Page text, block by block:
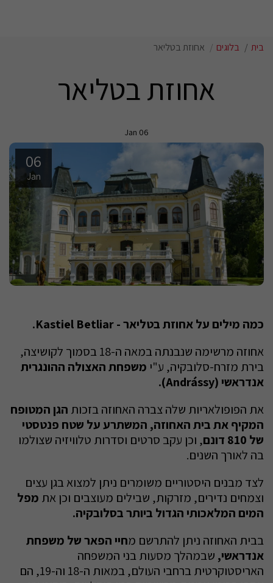
בית בלוגים אחוזת בטליאר
אחוזת בטליאר
06
Jan
06
Jan
כמה מילים על אחוזת בטליאר - Kastiel Betliar.
אחוזה מרשימה שנבנתה במאה ה-18 בסמוך לקושיצה,
בירת מזרח-סלובקיה, ע"י משפחת האצולה ההונגרית
אנדראשי (Andrássy).
את הפופולאריות שלה צברה האחוזה בזכות הגן המטופח
המקיף את בית האחוזה, המשתרע על שטח פנטסטי
של 810 דונם
, וכן עקב סרטים וסדרות טלוויזיה שצולמו
בה לאורך השנים.
לצד מבנים היסטוריים משומרים ניתן למצוא בגן עצים
וצמחים נדירים, מזרקות, שבילים מעוצבים וכן את מפל
המים המלאכותי הגדול ביותר בסלובקיה.
בבית האחוזה ניתן להתרשם מחיי הפאר של משפחת
אנדראשי, שבמהלך מסעות בני המשפחה
האריסטוקרטית ברחבי העולם, במאות ה-18 וה-19, הם